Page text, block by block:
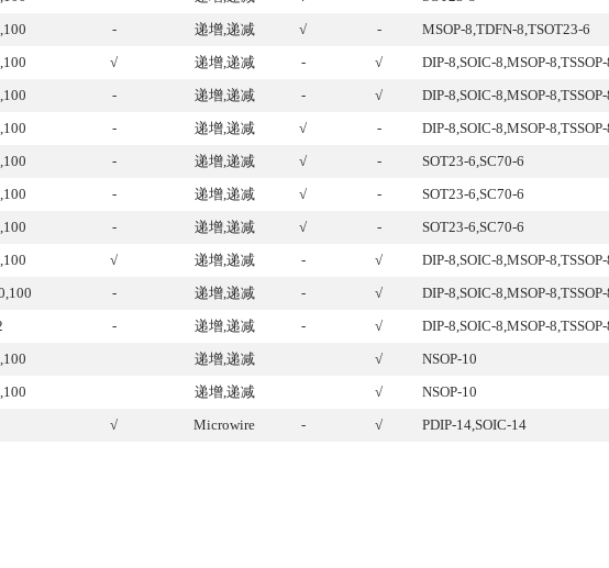
- 递增,递减 √ -
MSOP-8,TDFN-8,TSOT23-6
√ 递增,递减 - √
DIP-8,SOIC-8,MSOP-8,TSSOP-
- 递增,递减 - √
DIP-8,SOIC-8,MSOP-8,TSSOP-
- 递增,递减 √ -
DIP-8,SOIC-8,MSOP-8,TSSOP-
- 递增,递减 √ -
SOT23-6,SC70-6
- 递增,递减 √ -
SOT23-6,SC70-6
- 递增,递减 √ -
SOT23-6,SC70-6
√ 递增,递减 - √
DIP-8,SOIC-8,MSOP-8,TSSOP-
- 递增,递减 - √
DIP-8,SOIC-8,MSOP-8,TSSOP-
- 递增,递减 - √
DIP-8,SOIC-8,MSOP-8,TSSOP-
递增,递减 √
NSOP-10
递增,递减 √
NSOP-10
√ Microwire - √
PDIP-14,SOIC-14